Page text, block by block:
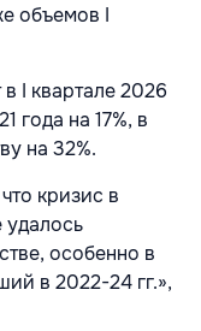
объемов I
I квартале 2026
года на 17%, в
на 32%.
кризис в
удалось
особенно в
в 2022-24 гг.»,